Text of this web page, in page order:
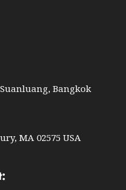
Bangkok
MA 02575 USA